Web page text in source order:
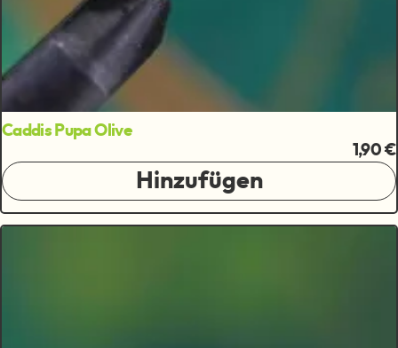
Caddis Pupa Olive
1,90 €
Hinzufügen